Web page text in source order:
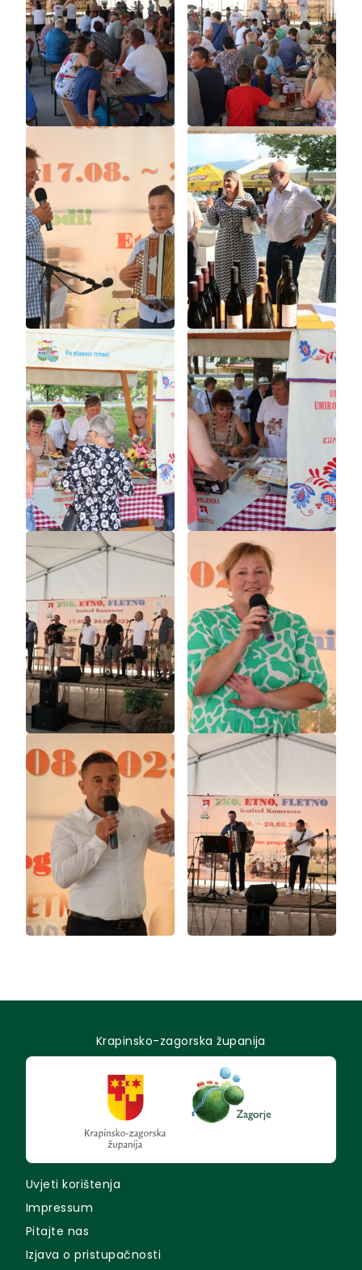
Krapinsko-zagorska županija
Uvjeti korištenja
Impressum
Pitajte nas
Izjava o pristupačnosti